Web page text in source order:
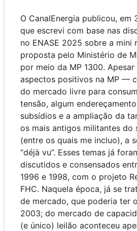
O CanalEnergia publicou, em
que escrevi com base nas
no ENASE 2025 sobre a mini
proposta pelo Ministério de
por meio da MP 1300.
aspectos positivos na MP —
do mercado livre para
tensão, algum
subsídios e a ampliação da
os mais antigos militantes do
(entre os quais me incluo), a
“déjà vu”. Esses temas já
discutidos e consensados
1996 e 1998, com o projeto
FHC. Naquela época, já se
de mercado, que poderia ter
2003; do mercado de
(e único) leilão aconteceu